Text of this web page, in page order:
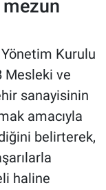
mezun
Kurulu
Mesleki ve
sanayisinin
amacıyla
belirterek,
haline